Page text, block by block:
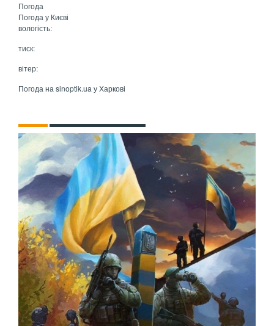
Погода
Погода у Києві
вологість:
тиск:
вітер:
Погода на sinoptik.ua у Харкові